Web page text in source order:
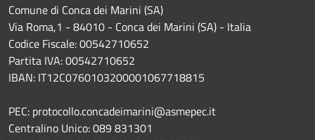
Comune di Conca dei Marini (SA)
Via Roma,1 - 84010 - Conca dei Marini (SA) - Italia
Codice Fiscale: 00542710652
Partita IVA: 00542710652
IBAN: IT12C0760103200001067718815
PEC: protocollo.concadeimarini@asmepec.it
Centralino Unico: 089 831301